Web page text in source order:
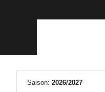
Saison: 2026/2027